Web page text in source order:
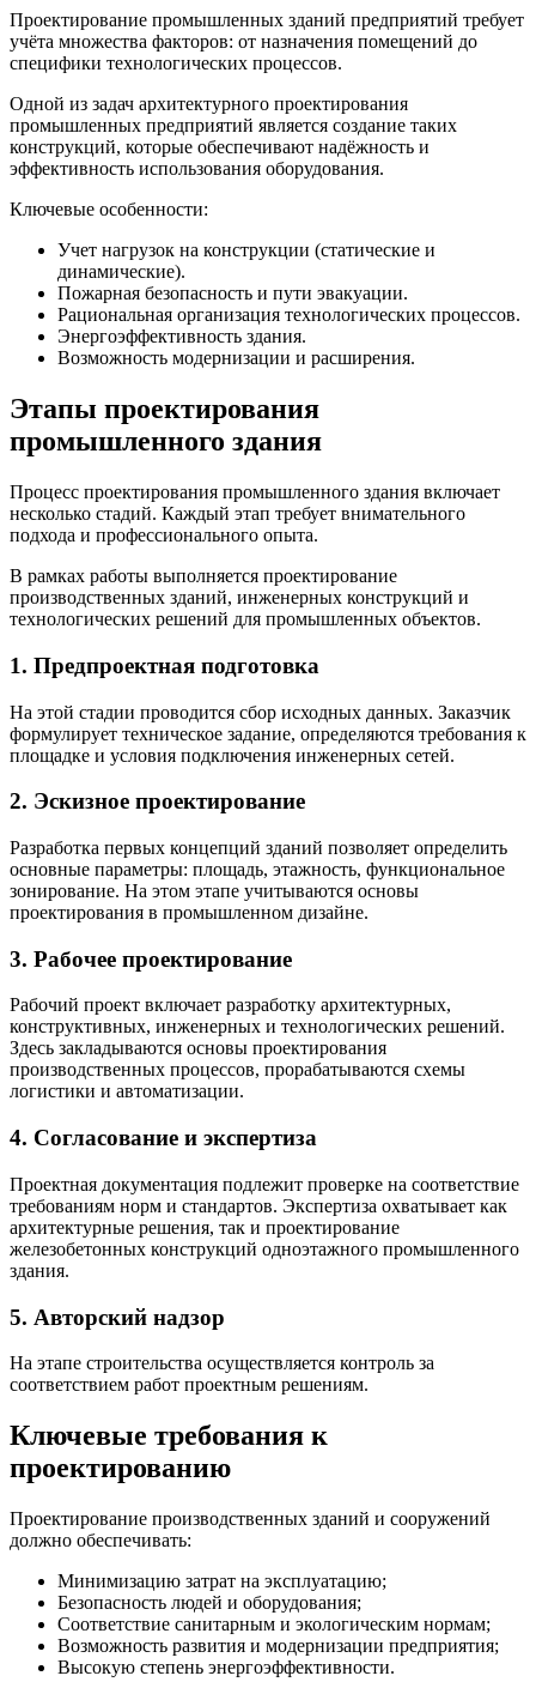
Проектирование промышленных зданий предприятий требует
учёта множества факторов: от назначения помещений до
специфики технологических процессов.
Одной из задач архитектурного проектирования
промышленных предприятий является создание таких
конструкций, которые обеспечивают надёжность и
эффективность использования оборудования.
Ключевые особенности:
Учет нагрузок на конструкции (статические и
динамические).
Пожарная безопасность и пути эвакуации.
Рациональная организация технологических процессов.
Энергоэффективность здания.
Возможность модернизации и расширения.
Этапы проектирования
промышленного здания
Процесс проектирования промышленного здания включает
несколько стадий. Каждый этап требует внимательного
подхода и профессионального опыта.
В рамках работы выполняется проектирование
производственных зданий, инженерных конструкций и
технологических решений для промышленных объектов.
1. Предпроектная подготовка
На этой стадии проводится сбор исходных данных. Заказчик
формулирует техническое задание, определяются требования к
площадке и условия подключения инженерных сетей.
2. Эскизное проектирование
Разработка первых концепций зданий позволяет определить
основные параметры: площадь, этажность, функциональное
зонирование. На этом этапе учитываются основы
проектирования в промышленном дизайне.
3. Рабочее проектирование
Рабочий проект включает разработку архитектурных,
конструктивных, инженерных и технологических решений.
Здесь закладываются основы проектирования
производственных процессов, прорабатываются схемы
логистики и автоматизации.
4. Согласование и экспертиза
Проектная документация подлежит проверке на соответствие
требованиям норм и стандартов. Экспертиза охватывает как
архитектурные решения, так и проектирование
железобетонных конструкций одноэтажного промышленного
здания.
5. Авторский надзор
На этапе строительства осуществляется контроль за
соответствием работ проектным решениям.
Ключевые требования к
проектированию
Проектирование производственных зданий и сооружений
должно обеспечивать:
Минимизацию затрат на эксплуатацию;
Безопасность людей и оборудования;
Соответствие санитарным и экологическим нормам;
Возможность развития и модернизации предприятия;
Высокую степень энергоэффективности.